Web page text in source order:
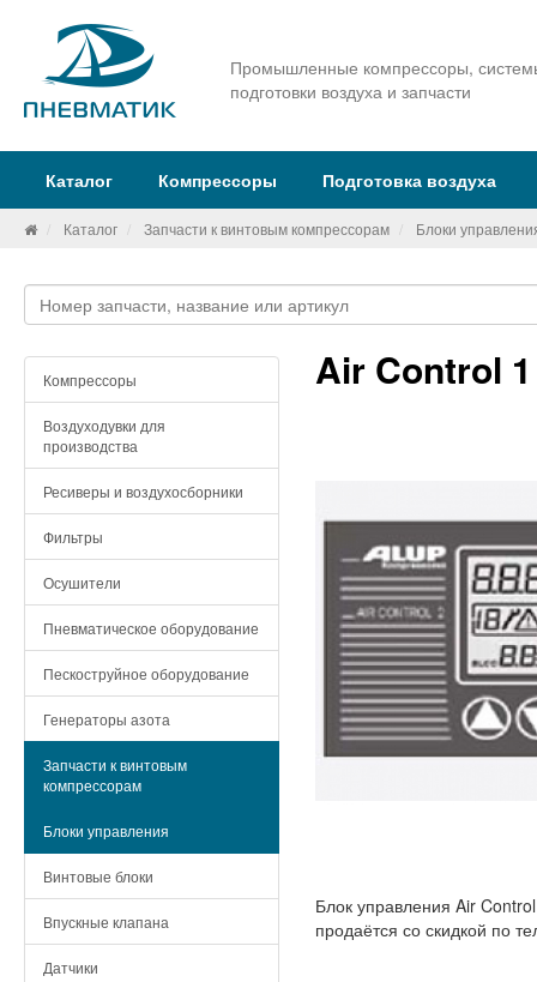
Промышленные компрессоры,
подготовки воздуха и запчасти
Каталог Компрессоры Подготовка воздуха
Каталог Запчасти к винтовым компрессорам Блоки
Компрессоры
Воздуходувки для
производства
Ресиверы и воздухосборники
Фильтры
Осушители
Пневматическое оборудование
Пескоструйное оборудование
Генераторы азота
Запчасти к винтовым
компрессорам
Блоки управления
Винтовые блоки
Впускные клапана
Датчики
Air Control
Блок управления Air
продаётся со скидкой по